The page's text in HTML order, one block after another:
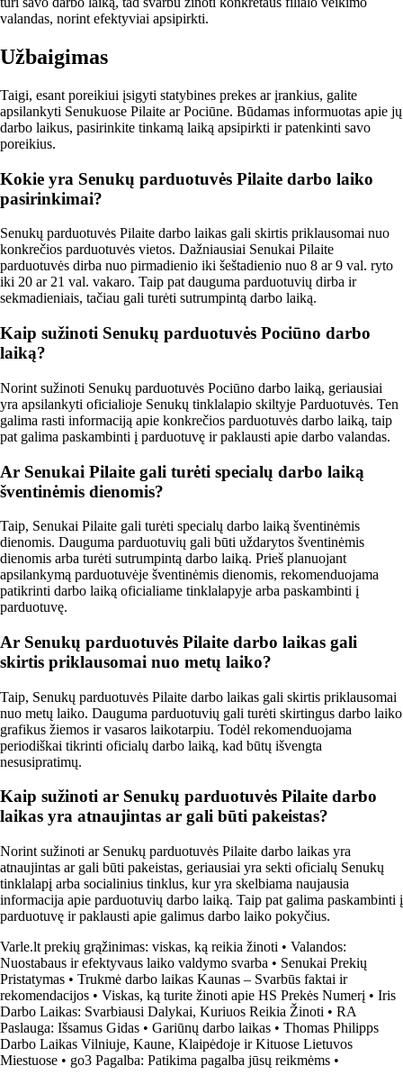
valandas, norint efektyviai apsipirkti.
Užbaigimas
Taigi, esant poreikiui įsigyti statybines prekes ar įrankius, galite
apsilankyti Senukuose Pilaite ar Pociūne. Būdamas informuotas apie jų
darbo laikus, pasirinkite tinkamą laiką apsipirkti ir patenkinti savo
poreikius.
Kokie yra Senukų parduotuvės Pilaite darbo laiko
pasirinkimai?
Senukų parduotuvės Pilaite darbo laikas gali skirtis priklausomai nuo
konkrečios parduotuvės vietos. Dažniausiai Senukai Pilaite
parduotuvės dirba nuo pirmadienio iki šeštadienio nuo 8 ar 9 val. ryto
iki 20 ar 21 val. vakaro. Taip pat dauguma parduotuvių dirba ir
sekmadieniais, tačiau gali turėti sutrumpintą darbo laiką.
Kaip sužinoti Senukų parduotuvės Pociūno darbo
laiką?
Norint sužinoti Senukų parduotuvės Pociūno darbo laiką, geriausiai
yra apsilankyti oficialioje Senukų tinklalapio skiltyje Parduotuvės. Ten
galima rasti informaciją apie konkrečios parduotuvės darbo laiką, taip
pat galima paskambinti į parduotuvę ir paklausti apie darbo valandas.
Ar Senukai Pilaite gali turėti specialų darbo laiką
šventinėmis dienomis?
Taip, Senukai Pilaite gali turėti specialų darbo laiką šventinėmis
dienomis. Dauguma parduotuvių gali būti uždarytos šventinėmis
dienomis arba turėti sutrumpintą darbo laiką. Prieš planuojant
apsilankymą parduotuvėje šventinėmis dienomis, rekomenduojama
patikrinti darbo laiką oficialiame tinklalapyje arba paskambinti į
parduotuvę.
Ar Senukų parduotuvės Pilaite darbo laikas gali
skirtis priklausomai nuo metų laiko?
Taip, Senukų parduotuvės Pilaite darbo laikas gali skirtis priklausomai
nuo metų laiko. Dauguma parduotuvių gali turėti skirtingus darbo laiko
grafikus žiemos ir vasaros laikotarpiu. Todėl rekomenduojama
periodiškai tikrinti oficialų darbo laiką, kad būtų išvengta
nesusipratimų.
Kaip sužinoti ar Senukų parduotuvės Pilaite darbo
laikas yra atnaujintas ar gali būti pakeistas?
Norint sužinoti ar Senukų parduotuvės Pilaite darbo laikas yra
atnaujintas ar gali būti pakeistas, geriausiai yra sekti oficialų Senukų
tinklalapį arba socialinius tinklus, kur yra skelbiama naujausia
informacija apie parduotuvių darbo laiką. Taip pat galima paskambinti į
parduotuvę ir paklausti apie galimus darbo laiko pokyčius.
Varle.lt prekių grąžinimas: viskas, ką reikia žinoti • Valandos:
Nuostabaus ir efektyvaus laiko valdymo svarba • Senukai Prekių
Pristatymas • Trukmė darbo laikas Kaunas – Svarbūs faktai ir
rekomendacijos • Viskas, ką turite žinoti apie HS Prekės Numerį • Iris
Darbo Laikas: Svarbiausi Dalykai, Kuriuos Reikia Žinoti • RA
Paslauga: Išsamus Gidas • Gariūnų darbo laikas • Thomas Philipps
Darbo Laikas Vilniuje, Kaune, Klaipėdoje ir Kituose Lietuvos
Miestuose • go3 Pagalba: Patikima pagalba jūsų reikmėms •